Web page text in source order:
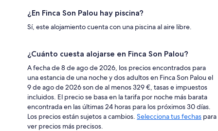
¿En Finca Son Palou hay piscina?
Sí, este alojamiento cuenta con una piscina al aire libre.
¿Cuánto cuesta alojarse en Finca Son Palou?
A fecha de 8 de ago de 2026, los precios encontrados para
una estancia de una noche y dos adultos en Finca Son Palou el
9 de ago de 2026 son de al menos 329 €, tasas e impuestos
incluidos. El precio se basa en la tarifa por noche más barata
encontrada en las últimas 24 horas para los próximos 30 días.
Los precios están sujetos a cambios. Selecciona tus fechas para
ver precios más precisos.